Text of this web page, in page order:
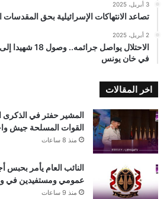
3 أبريل، 2025
تصاعد الانتهاكات الإسرائيلية بحق المقدسات
2 أبريل، 2025
الاحتلال يواصل
في خان يونس
اخر المقالات
القوات المسلحة جيش
منذ 8 ساعات
النائب العام يأمر
عمومي ومستفيدين في
منذ 9 ساعات